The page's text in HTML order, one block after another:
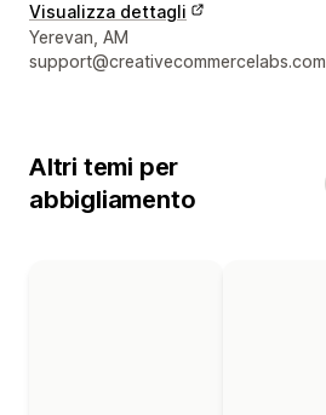
Visualizza dettagli
Recapiti del designer
Yerevan, AM
support@creativecommercelabs.com
Altri temi per
abbigliamento